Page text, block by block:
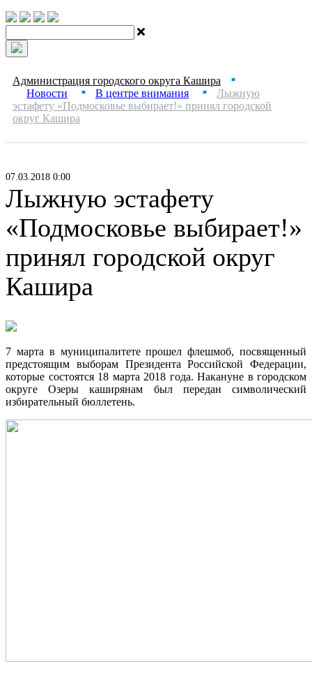
Администрация городского округа Кашира ■
Новости ■ В центре внимания ■
Лыжную
эстафету «Подмосковье выбирает!» принял городской
округ Кашира
07.03.2018 0:00
Лыжную эстафету
«Подмосковье выбирает!»
принял городской округ
Кашира
7 марта в муниципалитете прошел флешмоб, посвященный
предстоящим выборам Президента Российской Федерации,
которые состоятся 18 марта 2018 года. Накануне в городском
округе Озеры каширянам был передан символический
избирательный бюллетень.